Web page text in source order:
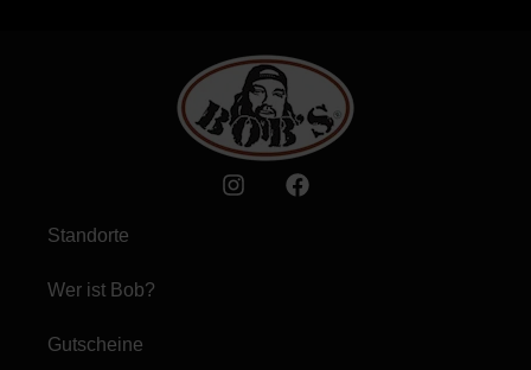
Standorte
Wer ist Bob?
Gutscheine